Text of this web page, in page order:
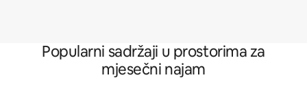
Popularni sadržaji u prostorima za
mjesečni najam